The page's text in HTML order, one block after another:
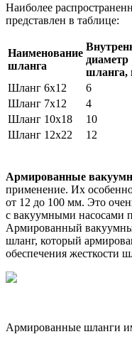
Наиболее
представлен в таблице:
Наименование
шланга
диаметр
шланга,
Шланг 6х12 6
Шланг 7х12
4
Шланг 10х18
10
Шланг 12х22
12
Армированные
применение. Их
от 12 до 100 мм. Это
с вакуумными насосами
Армированный
шланг, который
обеспечения жесткости
Армированные шланги